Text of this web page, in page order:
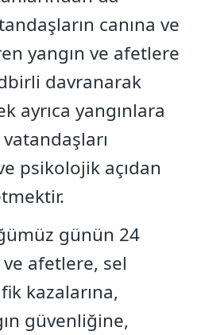
canına ve
yangın ve afetlere
davranarak
ayrıca yangınlara
psikolojik açıdan
günün 24
afetlere, sel
kazalarına,
güvenliğine,